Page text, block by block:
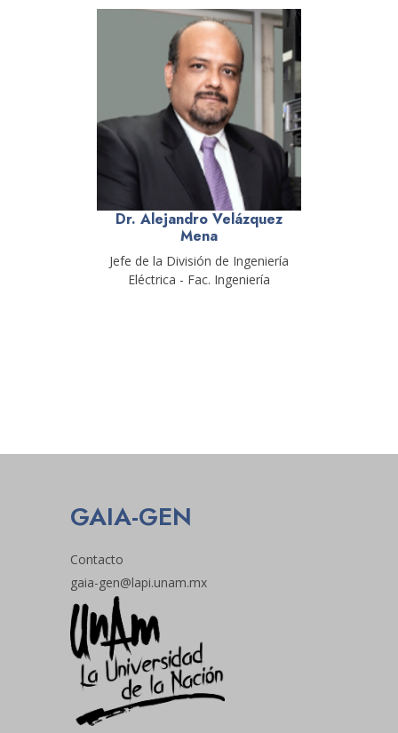
Dr. Alejandro Velázquez
Mena
Jefe de la División de Ingeniería
Eléctrica - Fac. Ingeniería
GAIA-GEN
Contacto
gaia-gen@lapi.unam.mx